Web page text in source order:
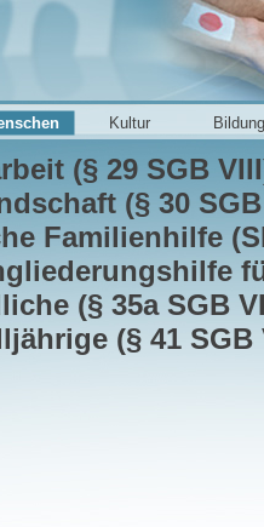
Kultur Bildung
(§ 29 SGB
(§ 30
Familienhilfe
(§ 35a SGB
(§ 41 SGB